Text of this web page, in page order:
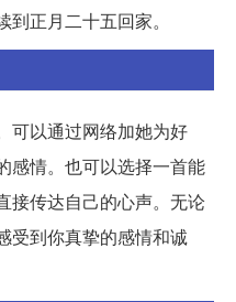
正月二十五回家。
可以通过网络加她为好
感情。也可以选择一首能
接传达自己的心声。无论
受到你真挚的感情和诚